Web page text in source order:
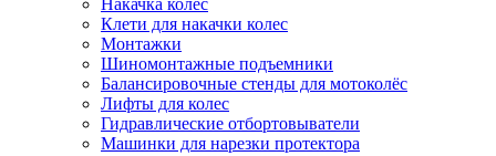
Накачка колес
Клети для накачки колес
Монтажки
Шиномонтажные подъемники
Балансировочные стенды для мотоколёс
Лифты для колес
Гидравлические отбортовыватели
Машинки для нарезки протектора